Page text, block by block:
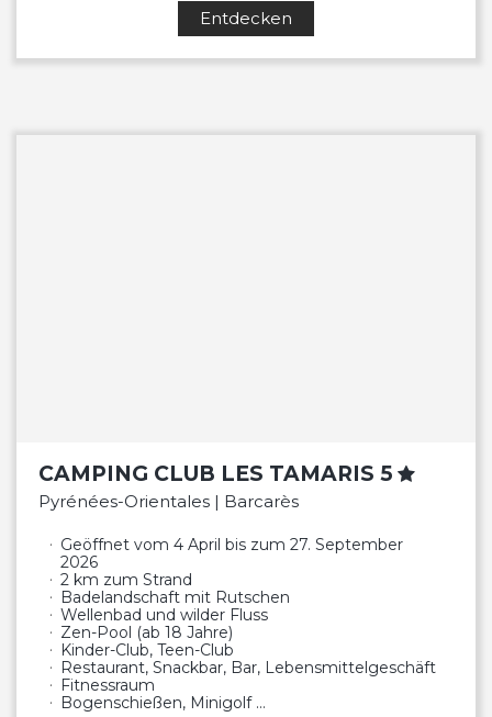
Entdecken
CAMPING CLUB LES TAMARIS 5
Pyrénées-Orientales | Barcarès
Geöffnet vom 4 April bis zum 27. September
2026
2 km zum Strand
Badelandschaft mit Rutschen
Wellenbad und wilder Fluss
Zen-Pool (ab 18 Jahre)
Kinder-Club, Teen-Club
Restaurant, Snackbar, Bar, Lebensmittelgeschäft
Fitnessraum
Bogenschießen, Minigolf …